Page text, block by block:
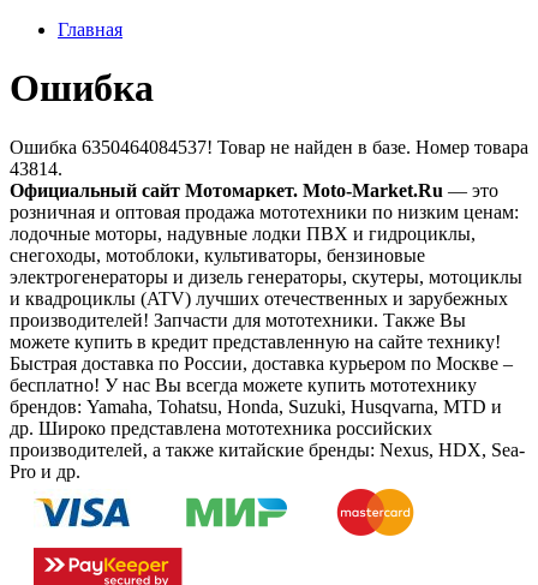
Главная
Ошибка
Ошибка 6350464084537! Товар не найден в базе. Номер товара
43814.
Официальный сайт Мотомаркет. Moto-Market.Ru — это
розничная и оптовая продажа мототехники по низким ценам:
лодочные моторы, надувные лодки ПВХ и гидроциклы,
снегоходы, мотоблоки, культиваторы, бензиновые
электрогенераторы и дизель генераторы, скутеры, мотоциклы
и квадроциклы (ATV) лучших отечественных и зарубежных
производителей! Запчасти для мототехники. Также Вы
можете купить в кредит представленную на сайте технику!
Быстрая доставка по России, доставка курьером по Москве –
бесплатно! У нас Вы всегда можете купить мототехнику
брендов: Yamaha, Tohatsu, Honda, Suzuki, Husqvarna, MTD и
др. Широко представлена мототехника российских
производителей, а также китайские бренды: Nexus, HDX, Sea-
Pro и др.